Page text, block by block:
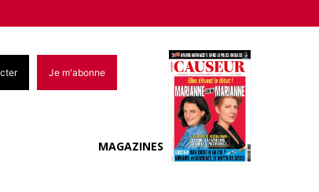
Je m'abonne
MAGAZINES